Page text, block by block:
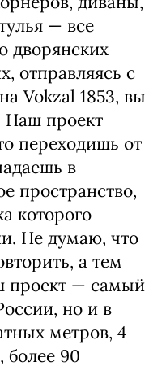
— все
дворянских
отправляясь с
Vokzal 1853, вы
Наш проект
переходишь от
в
пространство,
которого
Не думаю, что
а тем
проект — самый
но и в
метров, 4
более 90